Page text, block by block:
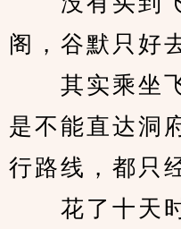
阁，谷默只好
其实乘坐飞
是不能直达洞
行路线，都只
花了十天时